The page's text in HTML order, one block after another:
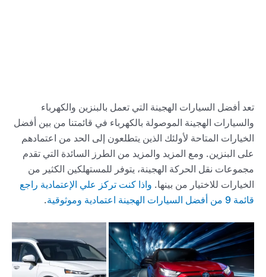
تعد أفضل السيارات الهجينة التي تعمل بالبنزين والكهرباء
والسيارات الهجينة الموصولة بالكهرباء في قائمتنا من بين أفضل
الخيارات المتاحة لأولئك الذين يتطلعون إلى الحد من اعتمادهم
على البنزين. ومع المزيد والمزيد من الطرز السائدة التي تقدم
مجموعات نقل الحركة الهجينة، يتوفر للمستهلكين الكثير من
الخيارات للاختيار من بينها. واذا كنت تركز علي الإعتمادية راجع
قائمة 9 من أفضل السيارات الهجينة اعتمادية وموثوقية
.